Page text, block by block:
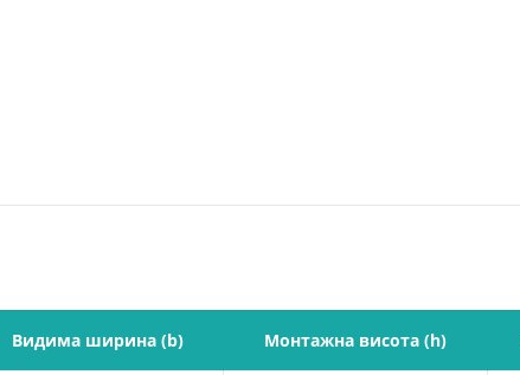
Видима ширина (b) Монтажна висота (h)